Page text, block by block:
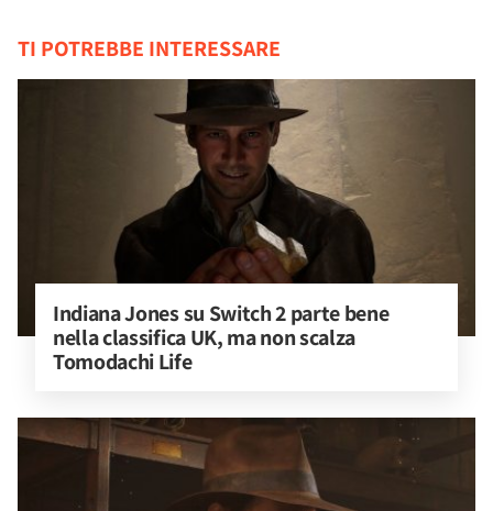
TI POTREBBE INTERESSARE
Indiana Jones su Switch 2 parte bene
nella classifica UK, ma non scalza
Tomodachi Life